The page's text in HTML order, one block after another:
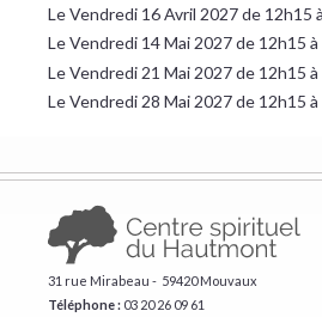
Le Vendredi 16 Avril 2027 de 12h15
Le Vendredi 14 Mai 2027 de 12h15
Le Vendredi 21 Mai 2027 de 12h15
Le Vendredi 28 Mai 2027 de 12h15
31 rue Mirabeau - 59420 Mouvaux
Téléphone : ​03 20 26 09 61